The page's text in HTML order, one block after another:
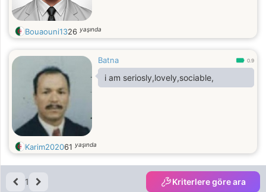
Bouaouni1326 yaşında
Batna 0.9
i am seriosly,lovely,sociable,
Karim202061 yaşında
1 Kriterlere göre ara